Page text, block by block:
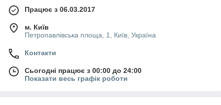
Працює з 06.03.2017
м. Київ
Петропавлівська площа, 1, Київ, Україна
Контакти
Сьогодні працює з 00:00 до 24:00
Показати весь графік роботи